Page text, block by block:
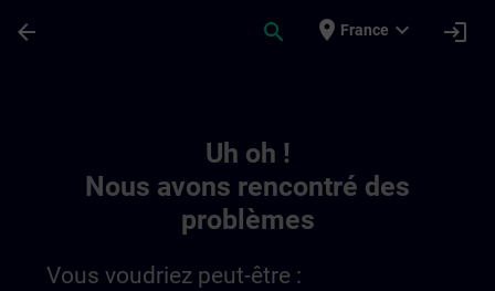
arrow_back search place France expand_more login
Uh oh !
Nous avons rencontré des
problèmes
Vous voudriez peut-être :